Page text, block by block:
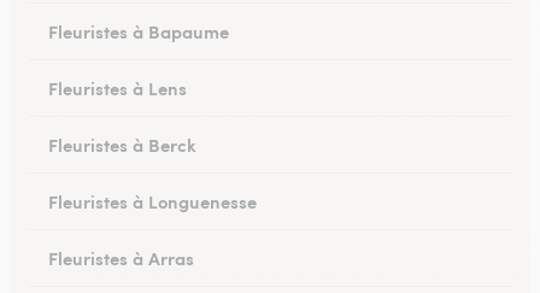
Fleuristes à Bapaume
Fleuristes à Lens
Fleuristes à Berck
Fleuristes à Longuenesse
Fleuristes à Arras